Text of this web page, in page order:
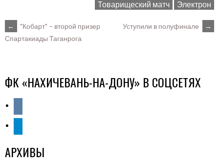
Товарищеский матч Электрон
POST
←
"Кобарт" – второй призер
Спартакиады Таганрога
Уступили в полуфинале →
ФК «НАХИЧЕВАНЬ-НА-ДОНУ» В СОЦСЕТЯХ
АРХИВЫ